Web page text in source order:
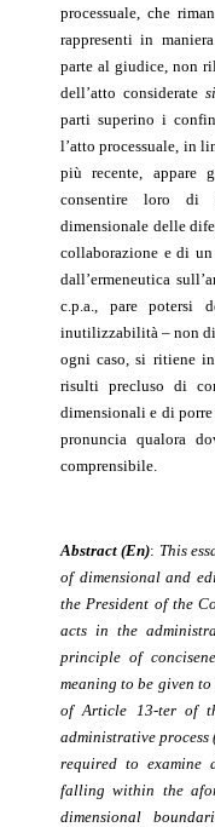
processuale, che
rappresenti in
parte al giudice, non
dell’atto considerate
parti superino i
l’atto processuale, in
più recente, appare
consentire loro di
dimensionale delle
collaborazione e di
dall’ermeneutica
c.p.a., pare potersi
inutilizzabilità – non
ogni caso, si ritiene
risulti precluso di
dimensionali e di
pronuncia qualora
comprensibile.
Abstract (En): This
of dimensional and
the President of the
acts in the
principle of
meaning to be given
of Article 13-ter of
administrative process
required to examine
falling within the
dimensional